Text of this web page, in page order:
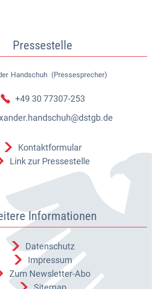
Pressestelle
Handschuh (Pressesprecher)
Alexander Handschuh
+49 30 77307-253
Kontaktformular
Link zur Pressestelle
Informationen
Datenschutz
Impressum
Zum Newsletter-Abo